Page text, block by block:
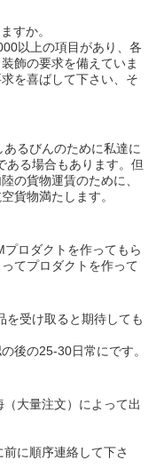
すか。
以上の項目があり、各
飾の要求を備えていま
を喜ばして下さい、そ
るびんのために私達に
ある場合もあります。但
の貨物運賃のために、
貨物満たします。
ロダクトを作ってもら
てプロダクトを作って
を受け取ると期待しても
後の25-30日常にです。
大量注文）によって出
に順序連絡して下さ